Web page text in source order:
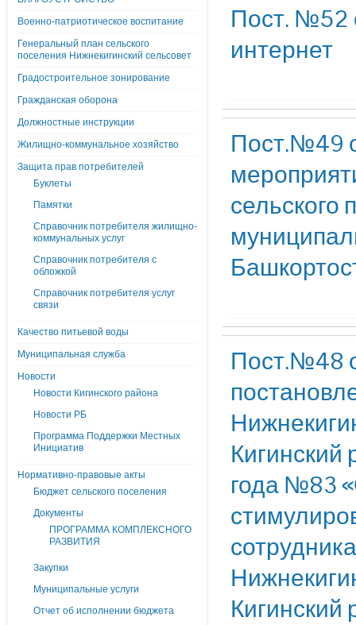
Военно-патриотическое воспитание
Генеральный план сельского
поселения Нижнекигинский сельсовет
Градостроительное зонирование
Гражданская оборона
Должностные инструкции
Жилищно-коммунальное хозяйство
Защита прав потребителей
Буклеты
Памятки
Справочник потребителя жилищно-
коммунальных услуг
Справочник потребителя с
обложкой
Справочник потребителя услуг
связи
Качество питьевой воды
Муниципальная служба
Новости
Новости Кигинского района
Новости РБ
Программа Поддержки Местных
Инициатив
Нормативно-правовые акты
Бюджет сельского поселения
Документы
ПРОГРАММА КОМПЛЕКСНОГО
РАЗВИТИЯ
Закупки
Муниципальные услуги
Отчет об исполнении бюджета
Пост. №52
интернет
Пост.№49
сельского
Пост.№48
Кигинский
года №83
Кигинский